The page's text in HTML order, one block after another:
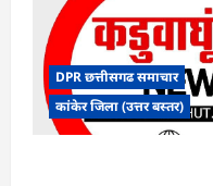
SI
भर्ती
रिजल्ट
में
‘न्यूज़’,
‘स्पेस
रानी’
और
DPR छत्तीसगढ समाचार
कांकेर जिला (उत्तर बस्तर)